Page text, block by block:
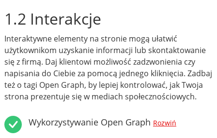
1.2 Interakcje
Interaktywne elementy na stronie mogą ułatwić
użytkownikom uzyskanie informacji lub skontaktowanie
się z firmą. Daj klientowi możliwość zadzwonienia czy
napisania do Ciebie za pomocą jednego kliknięcia. Zadbaj
też o tagi Open Graph, by lepiej kontrolować, jak Twoja
strona prezentuje się w mediach społecznościowych.
Wykorzystywanie Open Graph Rozwiń